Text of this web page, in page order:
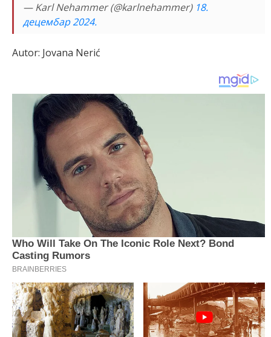
— Karl Nehammer (@karlnehammer) 18.
децембар 2024.
Autor: Jovana Nerić